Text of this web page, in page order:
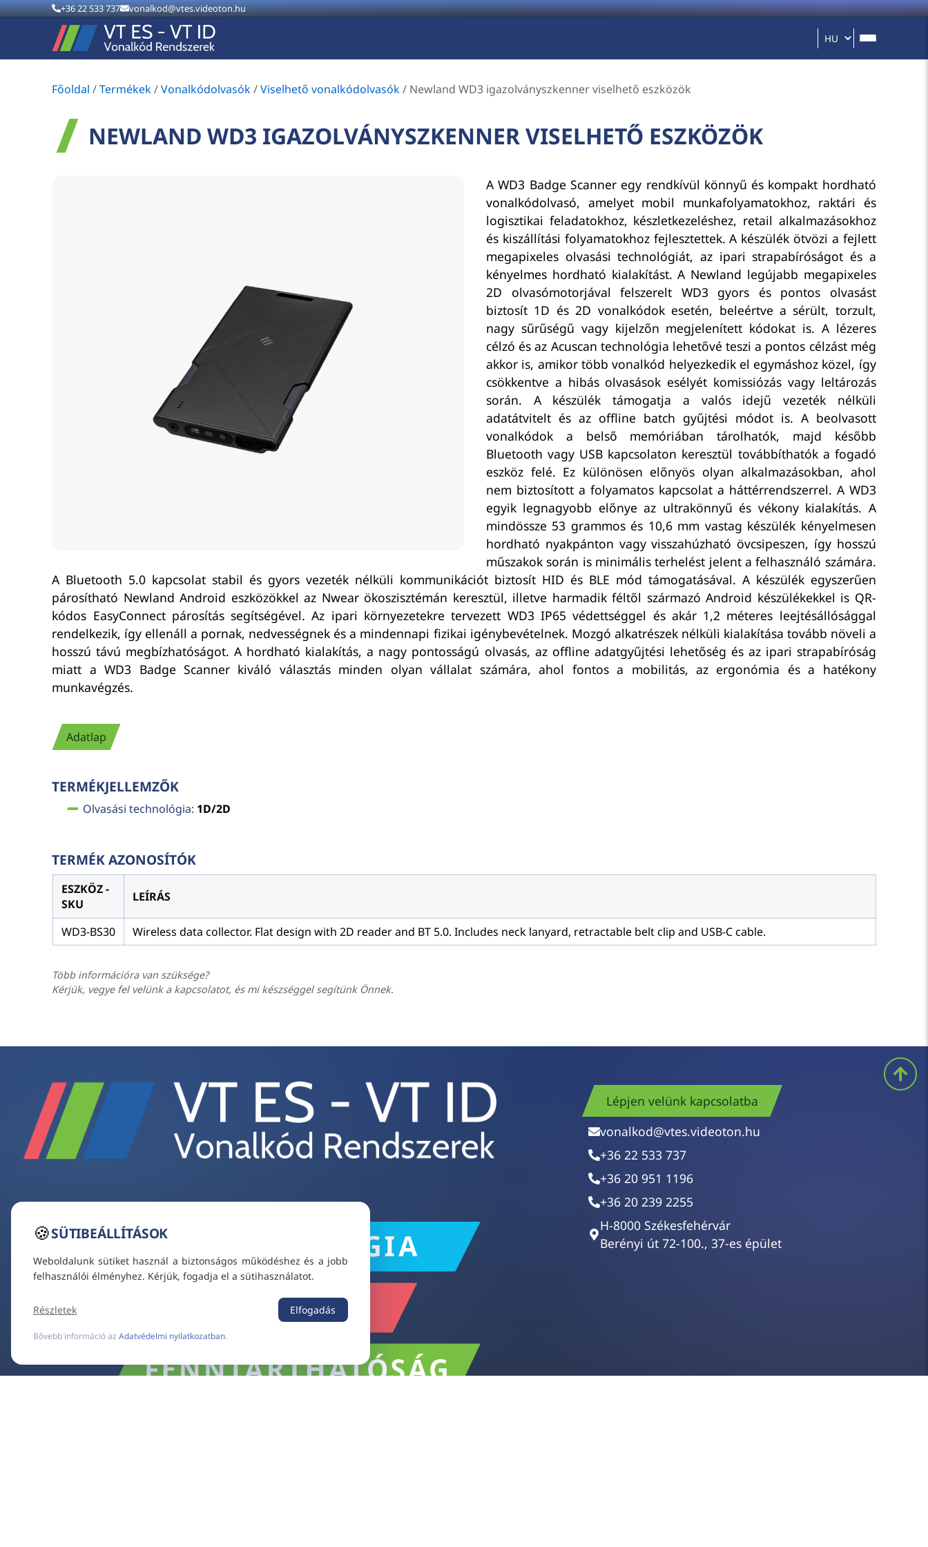
+36 22 533 737 vonalkod@vtes.videoton.hu
Főoldal /Termékek/Vonalkódolvasók/Viselhető vonalkódolvasók/ Newland WD3 igazolványszkenner viselhető eszközök
NEWLAND WD3 IGAZOLVÁNYSZKENNER VISELHETŐ ESZKÖZÖK
A WD3 Badge Scanner egy rendkívül könnyű és kompakt hordható
vonalkódolvasó, amelyet mobil munkafolyamatokhoz, raktári és
logisztikai feladatokhoz, készletkezeléshez, retail alkalmazásokhoz
és kiszállítási folyamatokhoz fejlesztettek. A készülék ötvözi a fejlett
megapixeles olvasási technológiát, az ipari strapabíróságot és a
kényelmes hordható kialakítást. A Newland legújabb megapixeles
2D olvasómotorjával felszerelt WD3 gyors és pontos olvasást
biztosít 1D és 2D vonalkódok esetén, beleértve a sérült, torzult,
nagy sűrűségű vagy kijelzőn megjelenített kódokat is. A lézeres
célzó és az Acuscan technológia lehetővé teszi a pontos célzást még
akkor is, amikor több vonalkód helyezkedik el egymáshoz közel, így
csökkentve a hibás olvasások esélyét komissiózás vagy leltározás
során. A készülék támogatja a valós idejű vezeték nélküli
adatátvitelt és az offline batch gyűjtési módot is. A beolvasott
vonalkódok a belső memóriában tárolhatók, majd később
Bluetooth vagy USB kapcsolaton keresztül továbbíthatók a fogadó
eszköz felé. Ez különösen előnyös olyan alkalmazásokban, ahol
nem biztosított a folyamatos kapcsolat a háttérrendszerrel. A WD3
egyik legnagyobb előnye az ultrakönnyű és vékony kialakítás. A
mindössze 53 grammos és 10,6 mm vastag készülék kényelmesen
hordható nyakpánton vagy visszahúzható övcsipeszen, így hosszú
műszakok során is minimális terhelést jelent a felhasználó számára.
A Bluetooth 5.0 kapcsolat stabil és gyors vezeték nélküli kommunikációt biztosít HID és BLE mód támogatásával. A készülék egyszerűen
párosítható Newland Android eszközökkel az Nwear ökoszisztémán keresztül, illetve harmadik féltől származó Android készülékekkel is QR-
kódos EasyConnect párosítás segítségével. Az ipari környezetekre tervezett WD3 IP65 védettséggel és akár 1,2 méteres leejtésállósággal
rendelkezik, így ellenáll a pornak, nedvességnek és a mindennapi fizikai igénybevételnek. Mozgó alkatrészek nélküli kialakítása tovább növeli a
hosszú távú megbízhatóságot. A hordható kialakítás, a nagy pontosságú olvasás, az offline adatgyűjtési lehetőség és az ipari strapabíróság
miatt a WD3 Badge Scanner kiváló választás minden olyan vállalat számára, ahol fontos a mobilitás, az ergonómia és a hatékony
munkavégzés.
Adatlap
TERMÉKJELLEMZŐK
Olvasási technológia: 1D/2D
TERMÉK AZONOSÍTÓK
ESZKÖZ -
SKU
LEÍRÁS
WD3-BS30 Wireless data collector. Flat design with 2D reader and BT 5.0. Includes neck lanyard, retractable belt clip and USB-C cable.
Több információra van szüksége?
Kérjük, vegye fel velünk a kapcsolatot, és mi készséggel segítünk Önnek.
Lépjen velünk kapcsolatba
vonalkod@vtes.videoton.hu
+36 22 533 737
+36 20 951 1196
+36 20 239 2255
H-8000 Székesfehérvár
Berényi út 72-100., 37-es épület
🍪SÜTIBEÁLLÍTÁSOK
Weboldalunk sütiket használ a biztonságos működéshez és a jobb
felhasználói élményhez. Kérjük, fogadja el a sütihasználatot.
Részletek Elfogadás
Bővebb információ az Adatvédelmi nyilatkozatban.